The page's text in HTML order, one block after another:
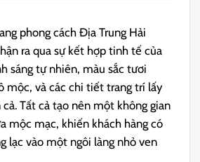
phong cách Địa Trung Hải
ra qua sự kết hợp tinh tế của
sáng tự nhiên, màu sắc tươi
mộc, và các chi tiết trang trí lấy
Tất cả tạo nên một không gian
mộc mạc, khiến khách hàng có
lạc vào một ngôi làng nhỏ ven